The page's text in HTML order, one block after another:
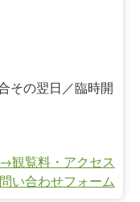
その翌日／臨時開
→観覧料・アクセス
い合わせフォーム